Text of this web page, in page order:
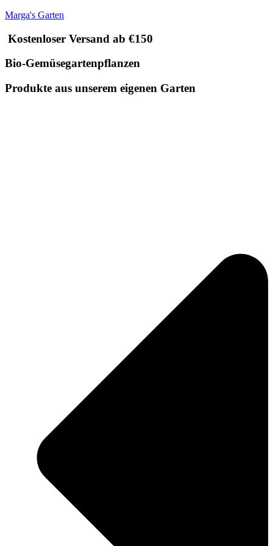
Marga's Garten
Kostenloser Versand ab €150
Bio-Gemüsegartenpflanzen
Produkte aus unserem eigenen Garten